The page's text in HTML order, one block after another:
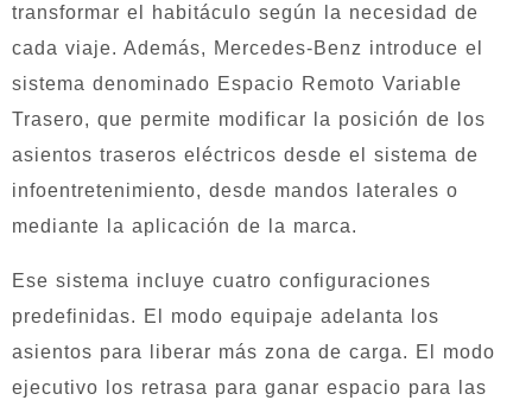
transformar el habitáculo según la necesidad de
cada viaje. Además, Mercedes-Benz introduce el
sistema denominado Espacio Remoto Variable
Trasero, que permite modificar la posición de los
asientos traseros eléctricos desde el sistema de
infoentretenimiento, desde mandos laterales o
mediante la aplicación de la marca.
Ese sistema incluye cuatro configuraciones
predefinidas. El modo equipaje adelanta los
asientos para liberar más zona de carga. El modo
ejecutivo los retrasa para ganar espacio para las